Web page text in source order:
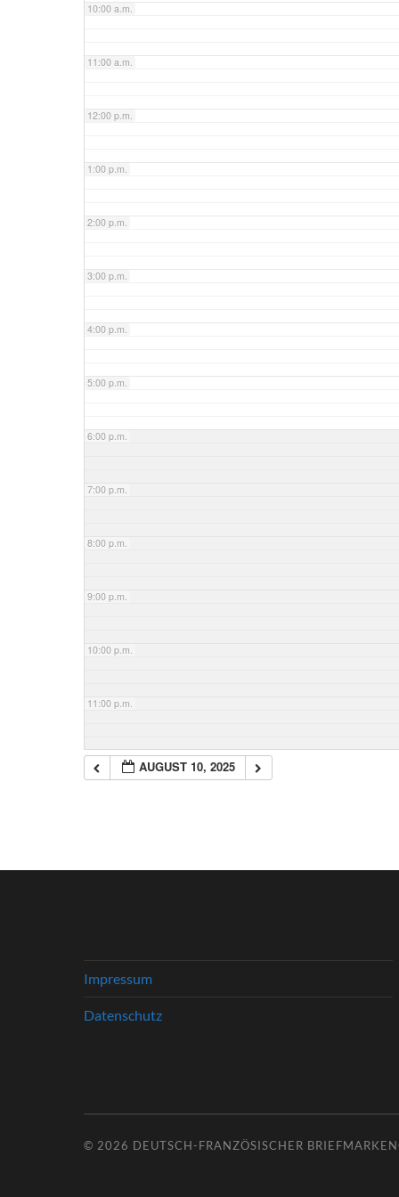
10:00 a.m.
11:00 a.m.
12:00 p.m.
1:00 p.m.
2:00 p.m.
3:00 p.m.
4:00 p.m.
5:00 p.m.
6:00 p.m.
7:00 p.m.
8:00 p.m.
9:00 p.m.
10:00 p.m.
11:00 p.m.
AUGUST 10, 2025
Impressum
Datenschutz
© 2026 DEUTSCH-FRANZÖSISCHER